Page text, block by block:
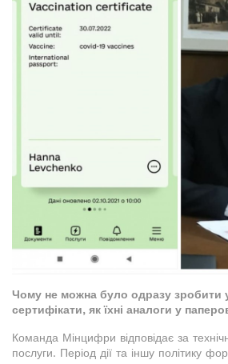
Чому не можна було одразу зробити у
сертифікати, як їхні аналоги у
Команда Мінцифри відповідає за
послуги. Період дії та іншу політику